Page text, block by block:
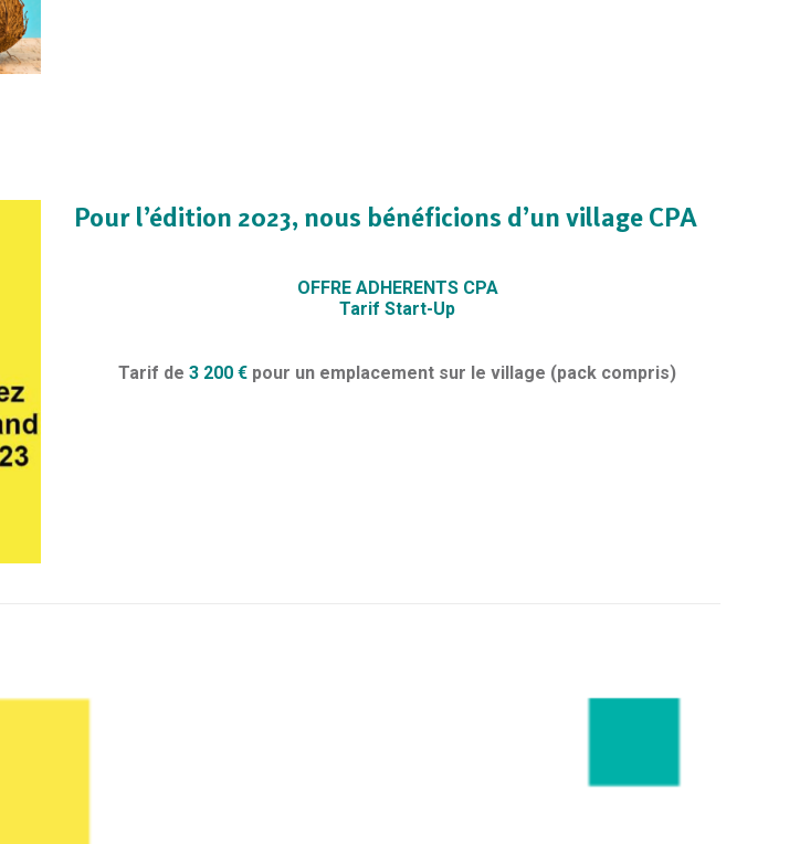
Pour l’édition 2023, nous bénéficions d’un village CPA
OFFRE ADHERENTS CPA
Tarif Start-Up
Tarif de 3 200 € pour un emplacement sur le village (pack compris)